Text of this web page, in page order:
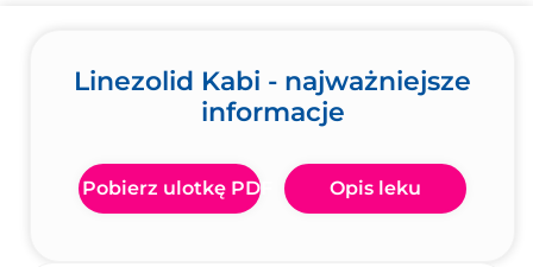
Linezolid Kabi - najważniejsze
informacje
Pobierz ulotkę PDF Opis leku